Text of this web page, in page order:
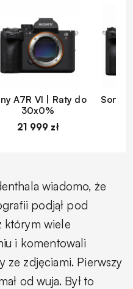
A7R VI | Raty do
30x0%
21 999 zł
Sony
wiadomo, że
podjął pod
którym wiele
i komentowali
ze zdjęciami. Pierwszy
od wuja. Był to